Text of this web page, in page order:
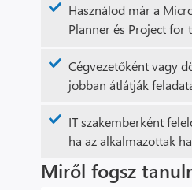
Használod már a
Planner és Project for
Cégvezetőként vagy
jobban átlátják
IT szakemberként
ha az alkalmazottak
Miről fogsz